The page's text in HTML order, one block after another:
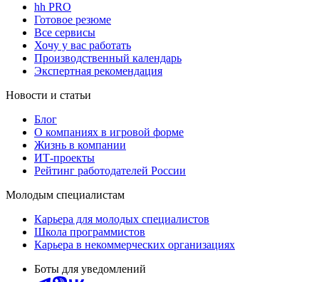
hh PRO
Готовое резюме
Все сервисы
Хочу у вас работать
Производственный календарь
Экспертная рекомендация
Новости и статьи
Блог
О компаниях в игровой форме
Жизнь в компании
ИТ-проекты
Рейтинг работодателей России
Молодым специалистам
Карьера для молодых специалистов
Школа программистов
Карьера в некоммерческих организациях
Боты для уведомлений